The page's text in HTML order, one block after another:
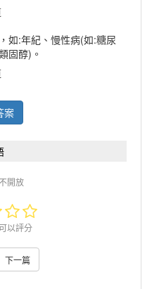
如:年紀、慢性病(如:糖尿
固醇)。
案
開放
以評分
下一篇